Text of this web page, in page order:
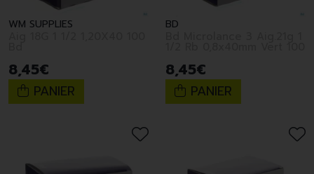
WM SUPPLIES
8,45€
PANIER
BD
8,45€
PANIER